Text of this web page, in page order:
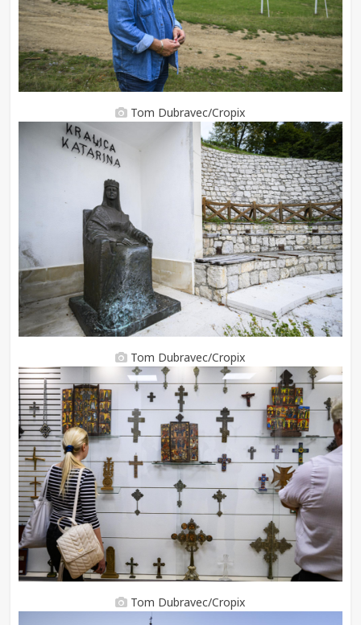
Tom Dubravec/Cropix
Tom Dubravec/Cropix
Tom Dubravec/Cropix